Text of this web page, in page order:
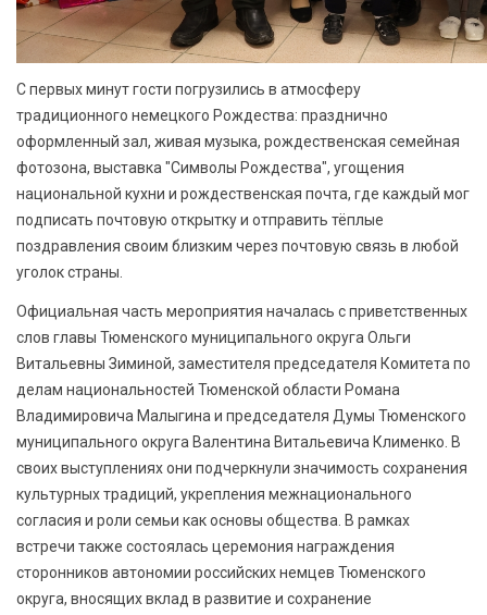
С первых минут гости погрузились в атмосферу
традиционного немецкого Рождества: празднично
оформленный зал, живая музыка, рождественская семейная
фотозона, выставка "Символы Рождества", угощения
национальной кухни и рождественская почта, где каждый мог
подписать почтовую открытку и отправить тёплые
поздравления своим близким через почтовую связь в любой
уголок страны.
Официальная часть мероприятия началась с приветственных
слов главы Тюменского муниципального округа Ольги
Витальевны Зиминой, заместителя председателя Комитета по
делам национальностей Тюменской области Романа
Владимировича Малыгина и председателя Думы Тюменского
муниципального округа Валентина Витальевича Клименко. В
своих выступлениях они подчеркнули значимость сохранения
культурных традиций, укрепления межнационального
согласия и роли семьи как основы общества. В рамках
встречи также состоялась церемония награждения
сторонников автономии российских немцев Тюменского
округа, вносящих вклад в развитие и сохранение